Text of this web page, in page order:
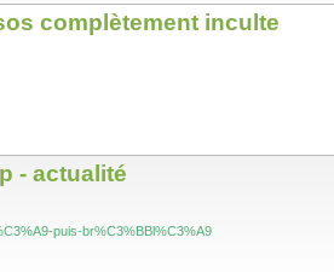
complètement inculte
- actualité
puis-br%C3%BBl%C3%A9